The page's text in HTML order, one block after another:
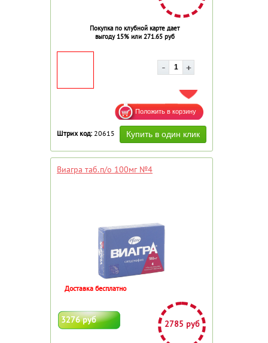
Покупка по клубной карте дает
выгоду 15% или 271.65 руб
ДОБАВИТЬ В ИЗБРАННОЕ
Штрих код: 20615
Виагра таб.п/о 100мг №4
3276 руб 2785 руб
Доставка бесплатно